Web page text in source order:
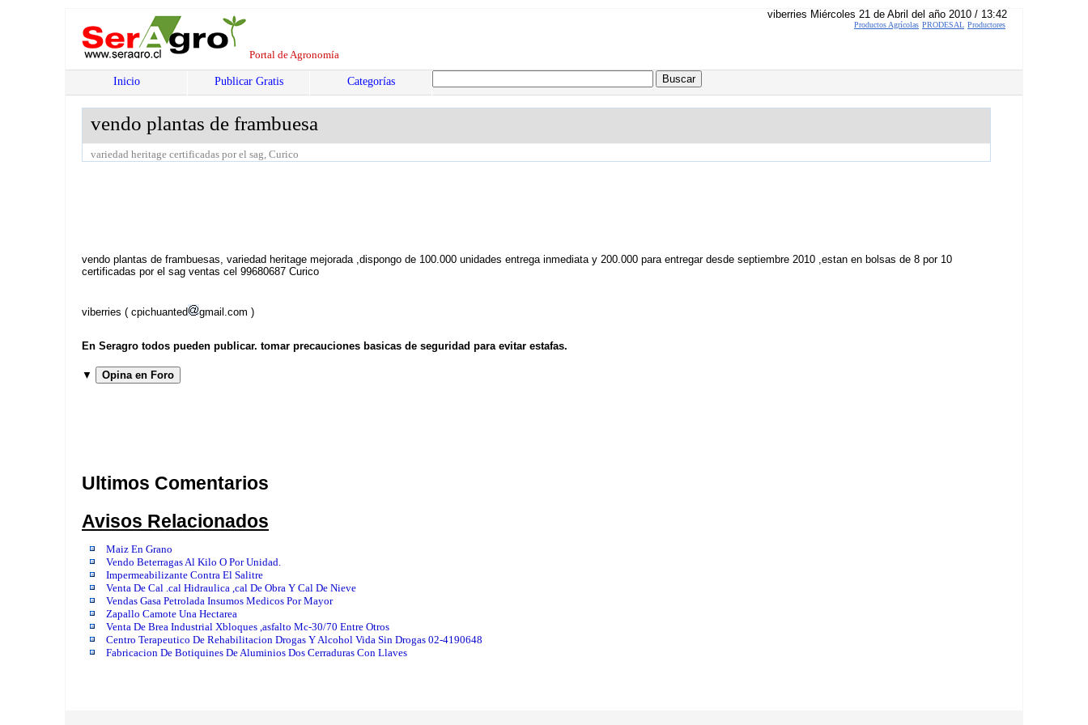
Portal de Agronomía
Inicio Publicar Gratis Categorías
vendo plantas de frambuesa
variedad heritage certificadas por el sag, Curico
Productos Agrícolas PRODESAL Productores
viberries Miércoles 21 de Abril del año 2010 / 13:42
vendo plantas de frambuesas, variedad heritage mejorada ,dispongo de 100.000 unidades entrega inmediata y 200.000 para entregar desde septiembre 2010 ,estan en bolsas de 8 por 10
certificadas por el sag ventas cel 99680687 Curico
viberries ( cpichuanted gmail.com )
En Seragro todos pueden publicar. tomar precauciones basicas de seguridad para evitar estafas.
▼ Opina en Foro
Ultimos Comentarios
Avisos Relacionados
Maiz En Grano
Vendo Beterragas Al Kilo O Por Unidad.
Impermeabilizante Contra El Salitre
Venta De Cal .cal Hidraulica ,cal De Obra Y Cal De Nieve
Vendas Gasa Petrolada Insumos Medicos Por Mayor
Zapallo Camote Una Hectarea
Venta De Brea Industrial Xbloques ,asfalto Mc-30/70 Entre Otros
Centro Terapeutico De Rehabilitacion Drogas Y Alcohol Vida Sin Drogas 02-4190648
Fabricacion De Botiquines De Aluminios Dos Cerraduras Con Llaves